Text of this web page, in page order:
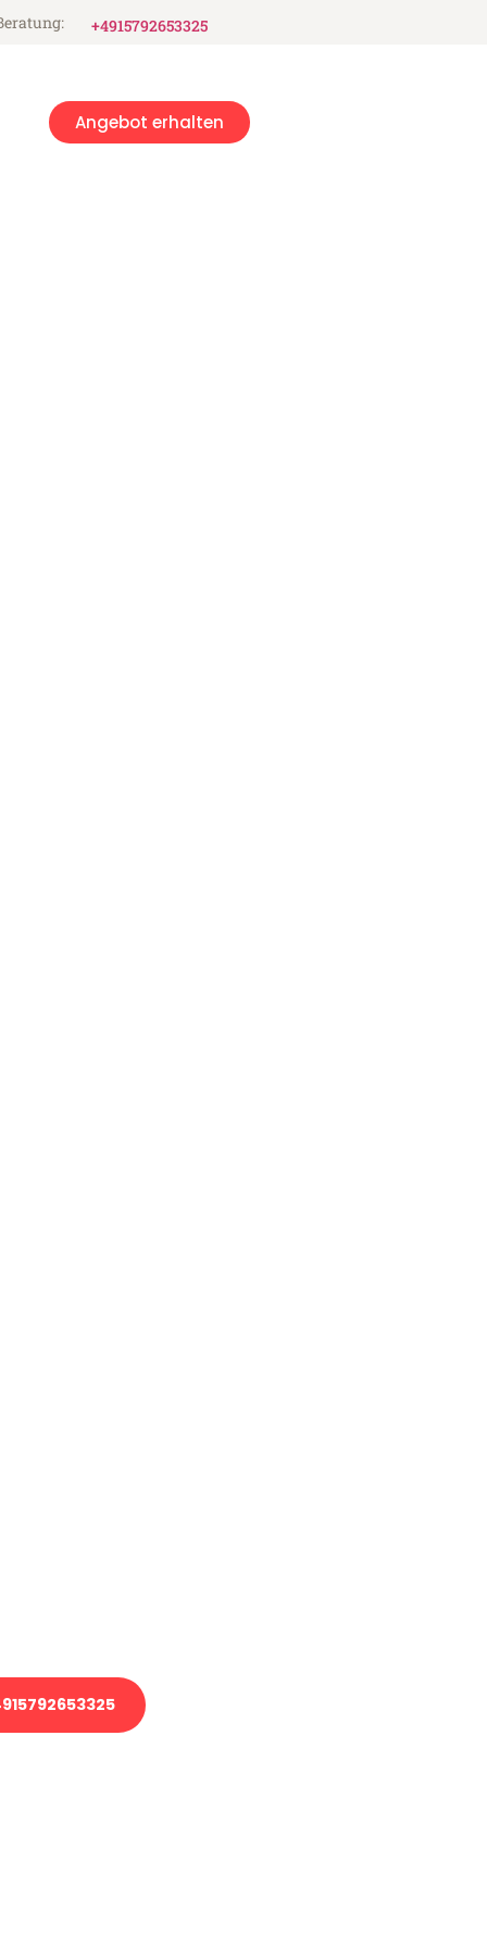
+4915792653325
Angebot erhalten